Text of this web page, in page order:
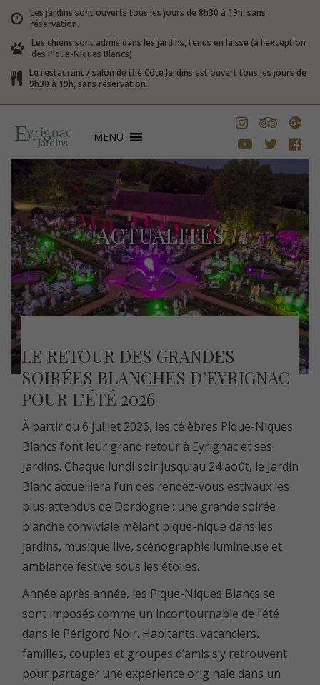
Les jardins sont ouverts tous les jours de 8h30 à 19h, sans
réservation.
Les chiens sont admis dans les jardins, tenus en laisse (à l'exception
des Pique-Niques Blancs)
Le restaurant / salon de thé Côté Jardins est ouvert tous les jours de
9h30 à 19h, sans réservation.
MENU
ACTUALITÉS
LE RETOUR DES GRANDES
SOIRÉES BLANCHES D’EYRIGNAC
POUR L’ÉTÉ 2026
À partir du 6 juillet 2026, les célèbres Pique-Niques
Blancs font leur grand retour à Eyrignac et ses
Jardins. Chaque lundi soir jusqu’au 24 août, le Jardin
Blanc accueillera l’un des rendez-vous estivaux les
plus attendus de Dordogne : une grande soirée
blanche conviviale mêlant pique-nique dans les
jardins, musique live, scénographie lumineuse et
ambiance festive sous les étoiles.
Année après année, les Pique-Niques Blancs se
sont imposés comme un incontournable de l’été
dans le Périgord Noir. Habitants, vacanciers,
familles, couples et groupes d’amis s’y retrouvent
pour partager une expérience originale dans un